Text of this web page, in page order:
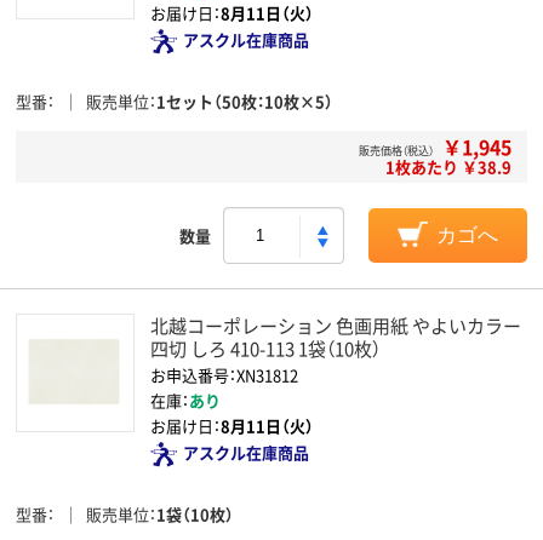
お届け日：8月11日（火）
アスクル在庫商品
型番 販売単位 1セット（50枚：10枚×5）
販売価格（税込） ￥1,945
1枚あたり ￥38.9
数量 カゴへ
北越コーポレーション 色画用紙 やよいカラー
四切 しろ 410-113 1袋（10枚）
お申込番号：XN31812
在庫：あり
お届け日：8月11日（火）
アスクル在庫商品
型番 販売単位 1袋（10枚）